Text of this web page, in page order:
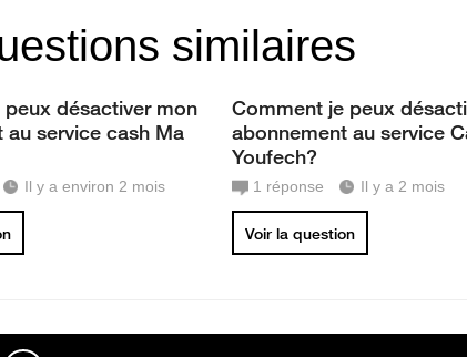
similaires
désactiver mon
au service cash Ma
Il y a environ 2 mois
Comment je peux
abonnement au service
Youfech?
1 réponse Il y a 2 mois
Voir la question